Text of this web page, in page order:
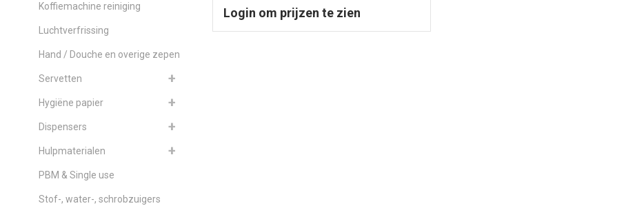
Login om prijzen te zien
Koffiemachine reiniging
Luchtverfrissing
Hand / Douche en overige zepen
Servetten
Hygiëne papier
Dispensers
Hulpmaterialen
PBM & Single use
Stof-, water-, schrobzuigers